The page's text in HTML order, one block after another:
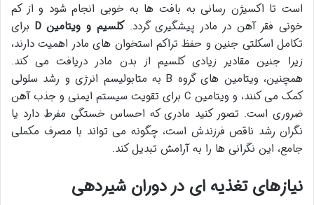
است تا اکسیژن رسانی به بافت ها به خوبی انجام شود و از کم
خونی فقر آهن در مادر پیشگیری گردد.کلسیم و ویتامین D
برای
تکامل اسکلتی جنین و حفظ تراکم استخوان های مادر اهمیت دارند،
زیرا جنین مقادیر زیادی کلسیم از بدن مادر دریافت می کند.
همچنین، ویتامین های گروه B به متابولیسم انرژی و رشد سلولی
کمک می کنند، و ویتامین C برای تقویت سیستم ایمنی و جذب آهن
ضروری است. تصور کنید مادری که احساس خستگی مفرط دارد یا
نگران رشد ناقص فرزندش است، چگونه می تواند با مصرف مکملی
جامع، این نگرانی ها را به آرامش تبدیل کند.
نیازهای تغذیه ای در دوران شیردهی